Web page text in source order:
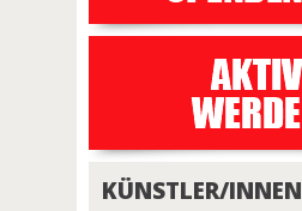
KÜNSTLER/INNEN